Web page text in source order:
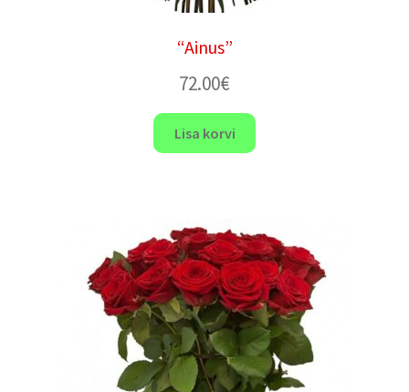
“Ainus”
72.00€
Lisa korvi